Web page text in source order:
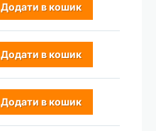
Додати в кошик
Додати в кошик
Додати в кошик